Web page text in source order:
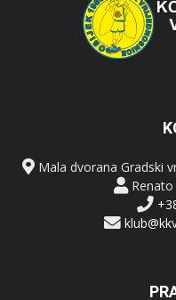
Mala dvorana Gradski